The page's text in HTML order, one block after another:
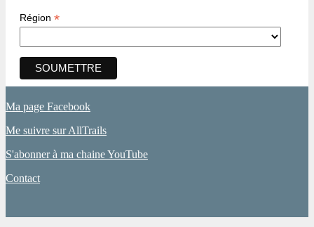
Région *
Ma page Facebook
Me suivre sur AllTrails
S'abonner à ma chaine YouTube
Contact